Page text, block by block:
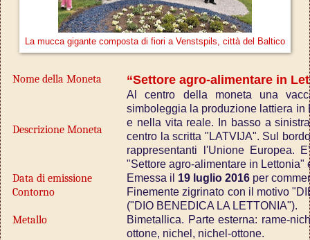
La mucca gigante composta di fiori a Venstspils, città del Baltico
Nome della Moneta “Settore agro-alimentare in
Descrizione Moneta
Al centro della moneta una
simboleggia la produzione lattiera
e nella vita reale. In basso a
centro la scritta "LATVIJA". Sul
rappresentanti l'Unione Europea.
"Settore agro-alimentare in Lettonia"
Data di emissione Emessa il 19 luglio 2016 per
Contorno
Finemente zigrinato con il motivo
("DIO BENEDICA LA LETTONIA").
Metallo
Bimetallica. Parte esterna: rame-
ottone, nichel, nichel-ottone.